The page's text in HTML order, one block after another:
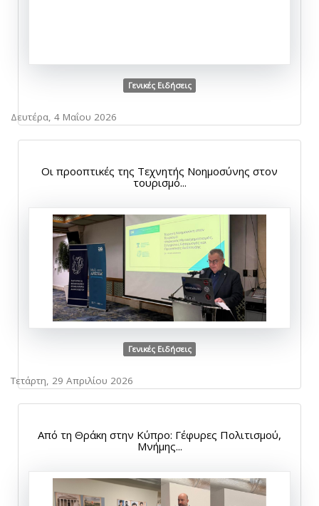
Γενικές Ειδήσεις
Δευτέρα, 4 Μαΐου 2026
Οι προοπτικές της Τεχνητής Νοημοσύνης στον
τουρισμό...
Γενικές Ειδήσεις
Τετάρτη, 29 Απριλίου 2026
Από τη Θράκη στην Κύπρο: Γέφυρες Πολιτισμού,
Μνήμης...